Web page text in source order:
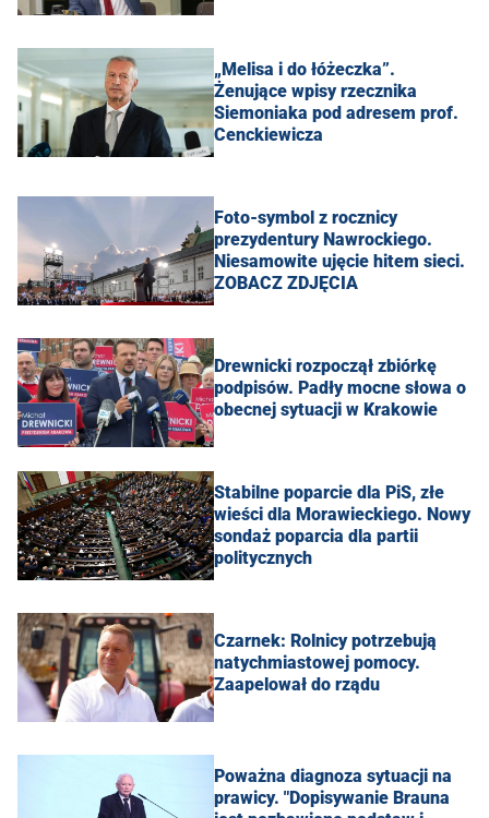
„Melisa i do łóżeczka”.
Żenujące wpisy rzecznika
Siemoniaka pod adresem prof.
Cenckiewicza
Foto-symbol z rocznicy
prezydentury Nawrockiego.
Niesamowite ujęcie hitem sieci.
ZOBACZ ZDJĘCIA
Drewnicki rozpoczął zbiórkę
podpisów. Padły mocne słowa o
obecnej sytuacji w Krakowie
Stabilne poparcie dla PiS, złe
wieści dla Morawieckiego. Nowy
sondaż poparcia dla partii
politycznych
Czarnek: Rolnicy potrzebują
natychmiastowej pomocy.
Zaapelował do rządu
Poważna diagnoza sytuacji na
prawicy. "Dopisywanie Brauna